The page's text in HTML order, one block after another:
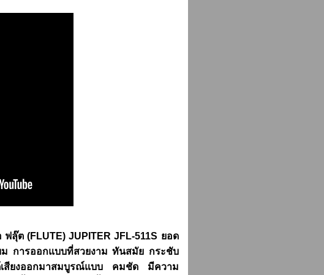
ฟลุ๊ต (FLUTE) JUPITER JFL-511S ยอด
ม การออกแบบที่สวยงาม ทันสมัย กระชับ
เสียงออกมาสมบูรณ์แบบ คมชัด มีความ